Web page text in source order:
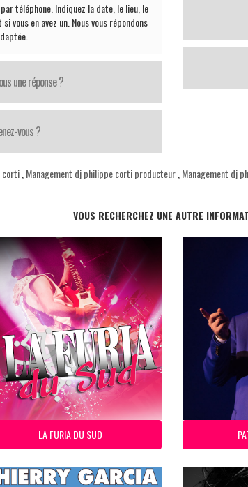
téléphone. Indiquez la date, le lieu, le
vous en avez un. Nous vous répondons
une réponse ?
vous ?
corti,Management dj philippe corti producteur,Management dj
VOUS RECHERCHEZ UNE AUTRE
LA FURIA DU SUD